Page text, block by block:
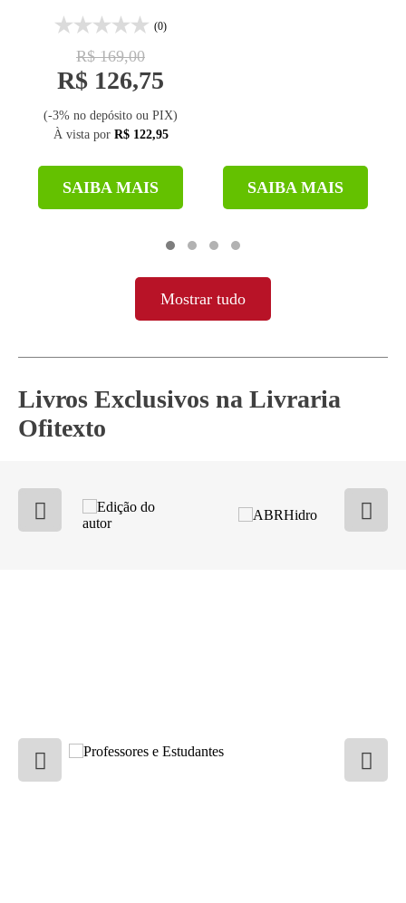
Mostrar tudo
(0)
R$ 169,00
R$ 126,75
(-3% no depósito ou PIX)
À vista por R$ 122,95
SAIBA MAIS SAIBA MAIS
Livros Exclusivos na Livraria
Ofitexto